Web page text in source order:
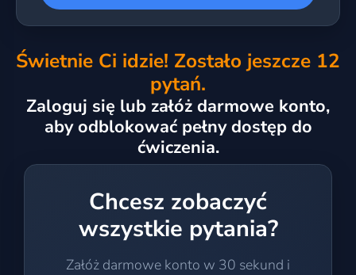
Świetnie Ci idzie! Zostało jeszcze 12
pytań.
Zaloguj się lub załóż darmowe konto,
aby odblokować pełny dostęp do
ćwiczenia.
Chcesz zobaczyć
wszystkie pytania?
Załóż darmowe konto w 30 sekund i